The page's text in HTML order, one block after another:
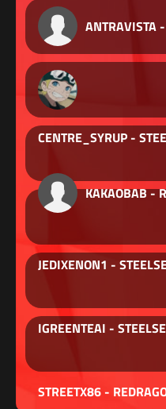
ANTRAVISTA
CENTRE_SYRUP -
KAKAOBAB -
JEDIXENON1 -
IGREENTEAI -
STREETX86 -